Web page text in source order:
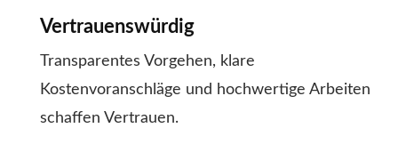
Vertrauenswürdig
Transparentes Vorgehen, klare
Kostenvoranschläge und hochwertige Arbeiten
schaffen Vertrauen.